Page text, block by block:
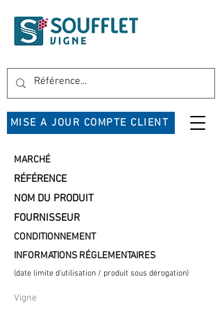
MISE A JOUR COMPTE CLIENT
MARCHÉ
RÉFÉRENCE
NOM DU PRODUIT
FOURNISSEUR
CONDITIONNEMENT
INFORMATIONS RÉGLEMENTAIRES
(date limite d'utilisation / produit sous dérogation)
Vigne